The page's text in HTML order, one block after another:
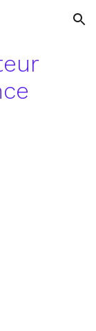
Skip to navigation